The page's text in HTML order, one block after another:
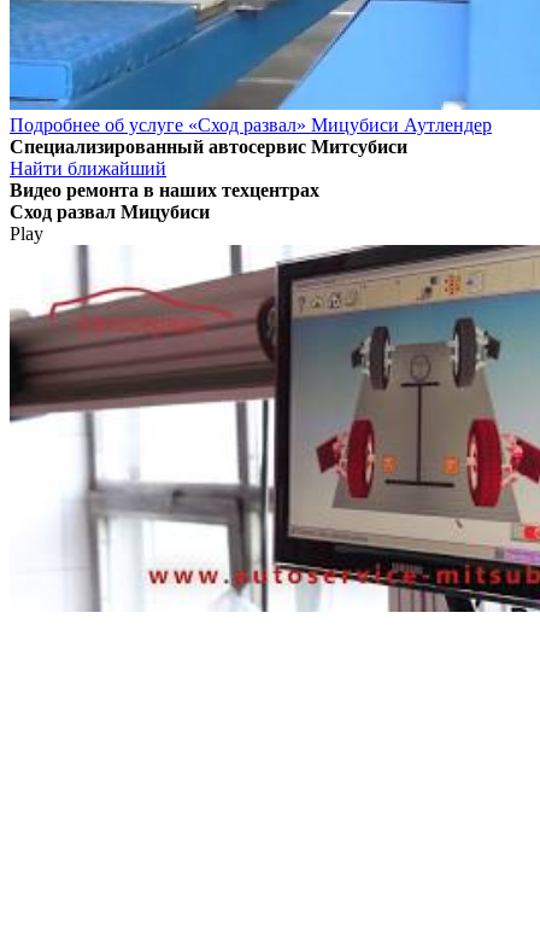
Подробнее об услуге «Сход развал» Мицубиси Аутлендер
Специализированный автосервис Митсубиси
Найти ближайший
Видео ремонта в наших техцентрах
Сход развал Мицубиси
Play